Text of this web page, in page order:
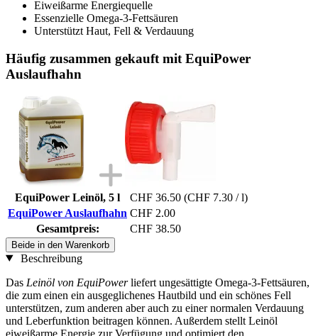
Eiweißarme Energiequelle
Essenzielle Omega-3-Fettsäuren
Unterstützt Haut, Fell & Verdauung
Häufig zusammen gekauft mit EquiPower
Auslaufhahn
EquiPower Leinöl, 5 l CHF 36.50 (CHF 7.30 / l)
EquiPower Auslaufhahn CHF 2.00
Gesamtpreis:
CHF 38.50
Beide in den Warenkorb
Beschreibung
Das Leinöl von EquiPowerliefert ungesättigte Omega-3-Fettsäuren,
die zum einen ein ausgeglichenes Hautbild und ein schönes Fell
unterstützen, zum anderen aber auch zu einer normalen Verdauung
und Leberfunktion beitragen können. Außerdem stellt Leinöl
eiweißarme Energie zur Verfügung und optimiert den